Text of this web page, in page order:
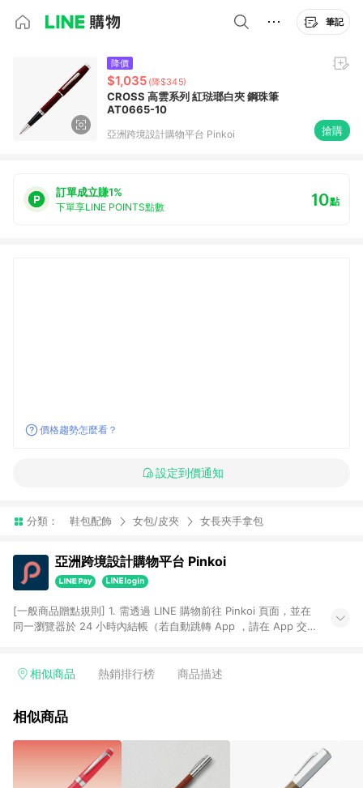
筆記
降價
$1,035 (降$345)
CROSS 高雲系列 紅琺瑯白夾 鋼珠筆
AT0665-10
亞洲跨境設計購物平台 Pinkoi 搶購
訂單成立賺1%
下單享LINE POINTS點數 10點
價格趨勢怎麼看？
設定到價通知
分類： 鞋包配飾 女包/皮夾 女長夾手拿包
亞洲跨境設計購物平台 Pinkoi
[一般商品贈點規則] 1. 需透過 LINE 購物前往 Pinkoi 頁面，並在
同一瀏覽器於 24 小時內結帳（若自動跳轉 App ，請在 App 交
回饋訂單不得享有 Pinkoi 站方優惠，例如首購優惠，P coins，
行為，不具贈點資格，部分退款不在此限。 6. APP 請更新至
貨後 45 天後發送。 8. 群眾募資商品，禮物卡，開館保證金，補
運費，攤位費等不具贈點資格。 9. LINE 購物站上之商品規格、
顏色、價位、贈品如與 Pinkoi 商品資訊頁及購物車不符，以
相似商品 熱銷排行榜 商品描述
相似商品